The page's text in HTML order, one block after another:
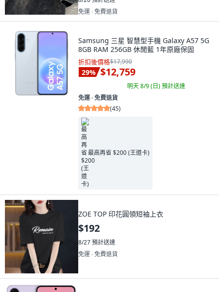
免運 ∙ 免費退貨
Samsung 三星 智慧型手機 Galaxy A57 5G
8GB RAM 256GB 休閒藍 1年原廠保固
折扣後價格$17,990
29% $12,759
明天 8/9 (日)預計送達
免運 ∙ 免費退貨
(45)
最高再省 $200 (王道卡)
ZOE TOP 印花圓領短袖上衣
$192
8/27預計送達
免運 ∙ 免費退貨